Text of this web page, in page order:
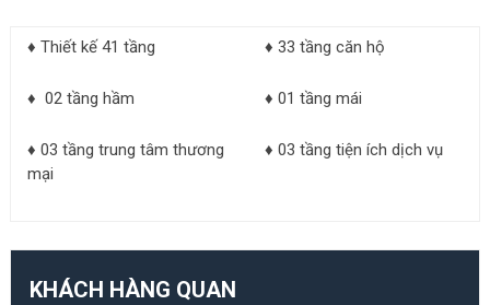
♦ Thiết kế 41 tầng
♦ 02 tầng hầm
♦ 03 tầng trung tâm thương
mại
♦ 33 tầng căn hộ
♦ 01 tầng mái
♦ 03 tầng tiện ích dịch vụ
KHÁCH HÀNG QUAN